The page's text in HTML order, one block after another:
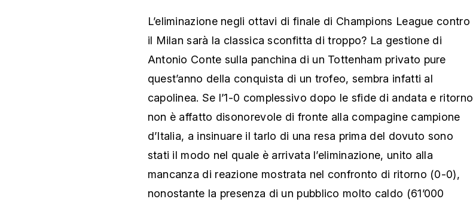
L’eliminazione negli ottavi di finale di Champions League contro
il Milan sarà la classica sconfitta di troppo? La gestione di
Antonio Conte sulla panchina di un Tottenham privato pure
quest’anno della conquista di un trofeo, sembra infatti al
capolinea. Se l’1-0 complessivo dopo le sfide di andata e ritorno
non è affatto disonorevole di fronte alla compagine campione
d’Italia, a insinuare il tarlo di una resa prima del dovuto sono
stati il modo nel quale è arrivata l’eliminazione, unito alla
mancanza di reazione mostrata nel confronto di ritorno (0-0),
nonostante la presenza di un pubblico molto caldo (61’000